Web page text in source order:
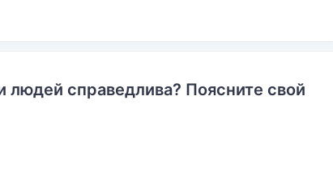
справедлива? Поясните свой